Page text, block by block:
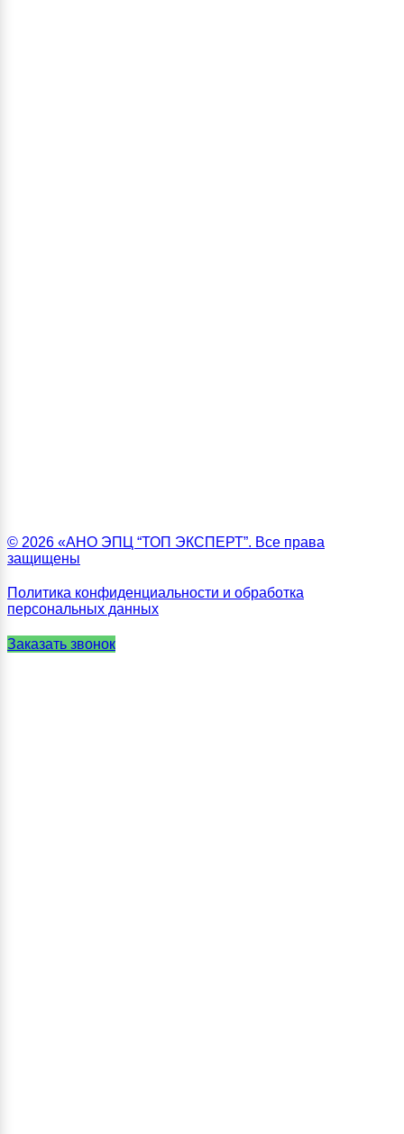
© 2026 «АНО ЭПЦ “ТОП ЭКСПЕРТ”. Все права
защищены
Политика конфиденциальности и обработка
персональных данных
Заказать звонок